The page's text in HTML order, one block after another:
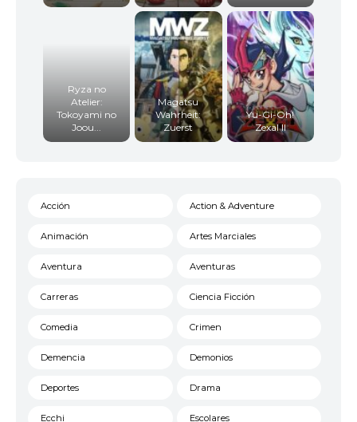
Ryza no
Atelier:
Tokoyami no
Joou...
Magatsu
Wahrheit:
Zuerst
Yu-Gi-Oh!
Zexal II
Acción Action & Adventure
Animación Artes Marciales
Aventura Aventuras
Carreras Ciencia Ficción
Comedia Crimen
Demencia Demonios
Deportes Drama
Ecchi Escolares